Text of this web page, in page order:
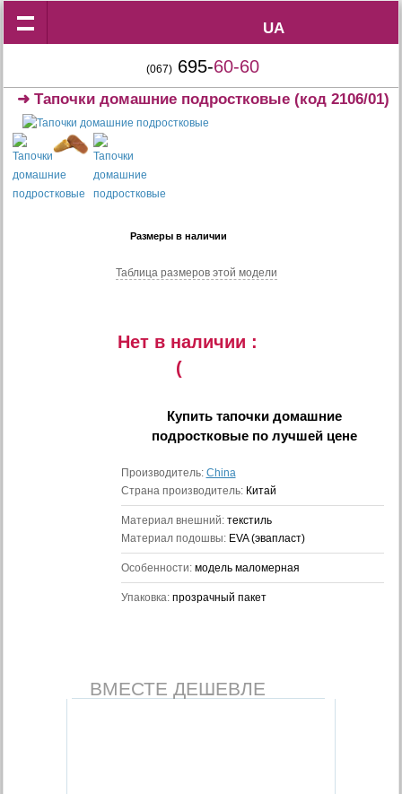
UA
UA
(067) 695-60-60
➜Тапочки домашние подростковые (код 2106/01)
Размеры в наличии
Таблица размеров этой модели
Нет в наличии :
(
Купитьтапочки домашние
подростковые по лучшей цене
Производитель: China
Страна производитель: Китай
Материал внешний: текстиль
Материал подошвы: EVA (эвапласт)
Особенности: модель маломерная
Упаковка: прозрачный пакет
ВМЕСТЕ ДЕШЕВЛЕ